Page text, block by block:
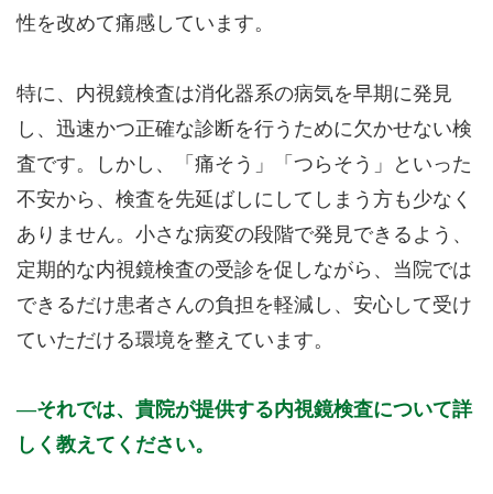
性を改めて痛感しています。
特に、内視鏡検査は消化器系の病気を早期に発見
し、迅速かつ正確な診断を行うために欠かせない検
査です。しかし、「痛そう」「つらそう」といった
不安から、検査を先延ばしにしてしまう方も少なく
ありません。小さな病変の段階で発見できるよう、
定期的な内視鏡検査の受診を促しながら、当院では
できるだけ患者さんの負担を軽減し、安心して受け
ていただける環境を整えています。
それでは、貴院が提供する内視鏡検査について詳
しく教えてください。